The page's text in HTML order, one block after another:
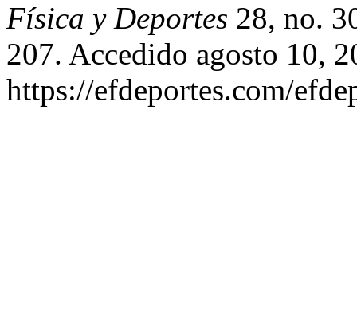
Física y Deportes 28, no.
207. Accedido agosto 10,
https://efdeportes.com/